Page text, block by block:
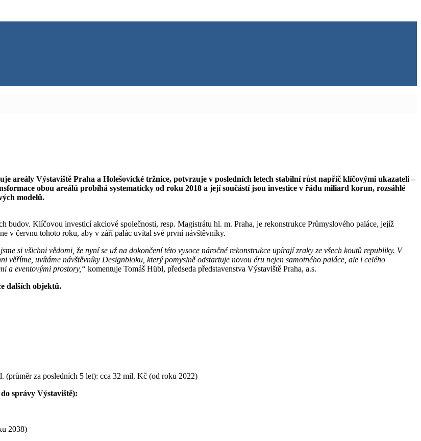
areály Výstaviště Praha a Holešovické tržnice, potvrzuje v posledních letech stabilní růst napříč klíčovými ukazateli –
obou areálů probíhá systematicky od roku 2018 a její součástí jsou investice v řádu miliard korun, rozsáhlé
modelů.
budov. Klíčovou investicí akciové společnosti, resp. Magistrátu hl. m. Praha, je rekonstrukce Průmyslového paláce, jejíž
v červnu tohoto roku, aby v září palác uvítal své první návštěvníky.
si všichni vědomi, že nyní se už na dokončení této vysoce náročné rekonstrukce upírají zraky ze všech koutů republiky. V
uvítáme návštěvníky Designbloku, který pomyslně odstartuje novou éru nejen samotného paláce, ale i celého
a eventovými prostory,“ komentuje Tomáš Hübl, předseda představenstva Výstaviště Praha, a.s.
dalších objektů.
(průměr za posledních 5 let): cca 32 mil. Kč (od roku 2022)
správy Výstaviště):
2038)